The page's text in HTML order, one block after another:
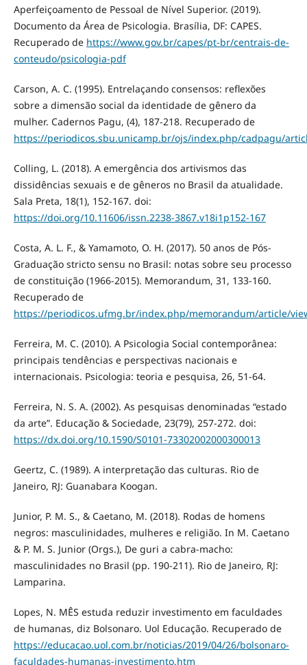
Aperfeiçoamento de Pessoal de Nível Superior. (2019).
Documento da Área de Psicologia. Brasília, DF: CAPES.
Recuperado de https://www.gov.br/capes/pt-br/centrais-de-
conteudo/psicologia-pdf
Carson, A. C. (1995). Entrelaçando consensos: reflexões
sobre a dimensão social da identidade de gênero da
mulher. Cadernos Pagu, (4), 187-218. Recuperado de
https://periodicos.sbu.unicamp.br/ojs/index.php/cadpagu/
Colling, L. (2018). A emergência dos artivismos das
dissidências sexuais e de gêneros no Brasil da atualidade.
Sala Preta, 18(1), 152-167. doi:
https://doi.org/10.11606/issn.2238-3867.v18i1p152-167
Costa, A. L. F., & Yamamoto, O. H. (2017). 50 anos de Pós-
Graduação stricto sensu no Brasil: notas sobre seu processo
de constituição (1966-2015). Memorandum, 31, 133-160.
Recuperado de
https://periodicos.ufmg.br/index.php/memorandum/article/
Ferreira, M. C. (2010). A Psicologia Social contemporânea:
principais tendências e perspectivas nacionais e
internacionais. Psicologia: teoria e pesquisa, 26, 51-64.
Ferreira, N. S. A. (2002). As pesquisas denominadas “estado
da arte”. Educação & Sociedade, 23(79), 257-272. doi:
https://dx.doi.org/10.1590/S0101-73302002000300013
Geertz, C. (1989). A interpretação das culturas. Rio de
Janeiro, RJ: Guanabara Koogan.
Junior, P. M. S., & Caetano, M. (2018). Rodas de homens
negros: masculinidades, mulheres e religião. In M. Caetano
& P. M. S. Junior (Orgs.), De guri a cabra-macho:
masculinidades no Brasil (pp. 190-211). Rio de Janeiro, RJ:
Lamparina.
Lopes, N. MÊS estuda reduzir investimento em faculdades
de humanas, diz Bolsonaro. Uol Educação. Recuperado de
https://educacao.uol.com.br/noticias/2019/04/26/bolsonaro-
faculdades-humanas-investimento.htm